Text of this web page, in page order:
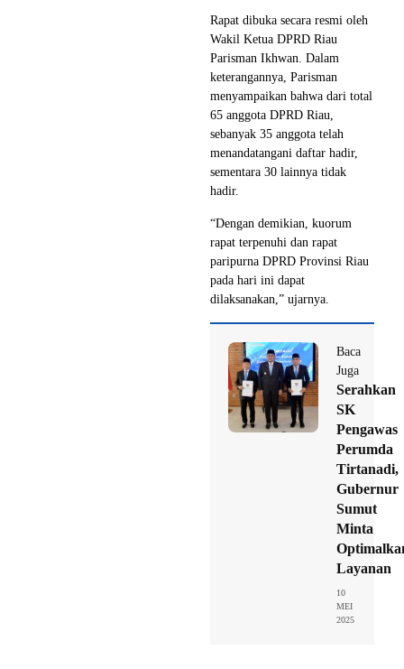
Rapat dibuka secara resmi oleh
Wakil Ketua DPRD Riau
Parisman Ikhwan. Dalam
keterangannya, Parisman
menyampaikan bahwa dari total
65 anggota DPRD Riau,
sebanyak 35 anggota telah
menandatangani daftar hadir,
sementara 30 lainnya tidak
hadir.
“Dengan demikian, kuorum
rapat terpenuhi dan rapat
paripurna DPRD Provinsi Riau
pada hari ini dapat
dilaksanakan,” ujarnya.
Baca
Juga
Serahkan
SK
Pengawas
Perumda
Tirtanadi,
Gubernur
Sumut
Minta
Layanan
10
MEI
2025